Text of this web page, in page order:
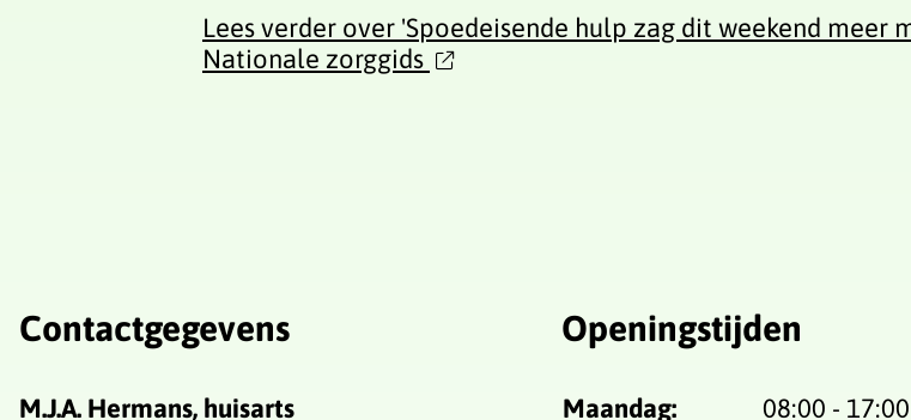
Lees verder over 'Spoedeisende hulp zag dit weekend meer
Nationale zorggids
Contactgegevens
M.J.A. Hermans, huisarts
Openingstijden
Maandag: 08:00 -